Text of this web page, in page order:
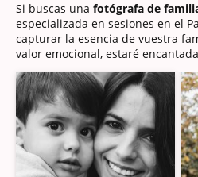
Si buscas una fotógrafa de
especializada en sesiones en el
capturar la esencia de vuestra
valor emocional, estaré